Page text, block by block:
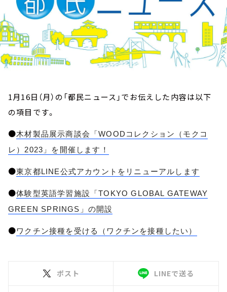
1月16日（月）の「都民ニュース」でお伝えした内容は以下
の項目です。
●木材製品展示商談会「WOODコレクション（モクコ
レ）2023」を開催します！
●東京都LINE公式アカウントをリニューアルします
●体験型英語学習施設「TOKYO GLOBAL GATEWAY
GREEN SPRINGS」の開設
●ワクチン接種を受ける（ワクチンを接種したい）
ポスト LINEで送る